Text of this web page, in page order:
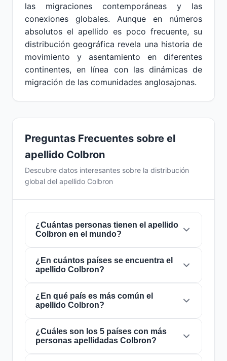
las migraciones contemporáneas y las
conexiones globales. Aunque en números
absolutos el apellido es poco frecuente, su
distribución geográfica revela una historia de
movimiento y asentamiento en diferentes
continentes, en línea con las dinámicas de
migración de las comunidades anglosajonas.
Preguntas Frecuentes sobre el
apellido Colbron
Descubre datos interesantes sobre la distribución
global del apellido Colbron
¿Cuántas personas tienen el apellido
Colbron en el mundo?
Actualmente hay aproximadamente114
personascon el apellido
mundo. Esto significa que aproximadamente 1
de cada70,175,439 personasen el mundo
lleva este apellido. Se encuentra presente en
países, lo que refleja su distribución global.
¿En cuántos países se encuentra el
apellido Colbron?
El apellidoColbron está presente en
de todo el mundo. Esto lo clasifica como un
apellido de alcancelocal. Su presencia en
múltiples países indica patrones históricos de
migración y dispersión familiar a lo largo de los
siglos.
¿En qué país es más común el
apellido Colbron?
El apellidoColbron es más común enEscocia
donde lo portan aproximadamente 40
personas. Esto representa el35.1%del total
¿Cuáles son los 5 países con más
personas apellidadas Colbron?